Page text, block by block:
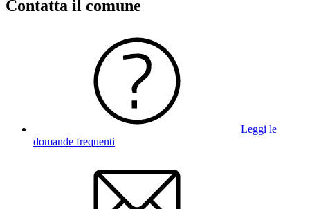
Contatta il comune
Leggi le
domande frequenti